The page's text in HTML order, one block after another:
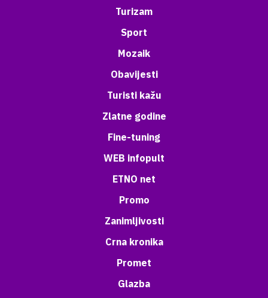
Turizam
Sport
Mozaik
Obavijesti
Turisti kažu
Zlatne godine
Fine-tuning
WEB infopult
ETNO net
Promo
Zanimljivosti
Crna kronika
Promet
Glazba